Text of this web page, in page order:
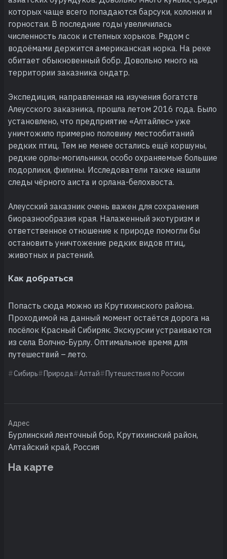
которых чаще всего попадаются барсуки, колонки и
горностаи. В последние годы увеличилась
численность ласок и степных хорьков. Рядом с
водоёмами держится американская норка. На реке
обитает обыкновенный бобр. Довольно много на
территории заказника ондатр.
Экспедиция, направленная на изучения богатств
Алеусского заказника, прошла летом 2016 года. Было
установлено, что предприятие «Алтайлес» уже
уничтожило примерно половину местообитаний
редких птиц. Тем не менее остались ещё коршуны,
редкие орлы-могильники, особо охраняемые большие
подорлики, филины. Исследователи также нашли
следы чёрного аиста и орлана-белохвоста.
Алеусский заказник очень важен для сохранения
биоразнообразия края. Налаженный экотуризм и
ответственное отношение к природе помогли бы
остановить уничтожение редких видов птиц,
животных и растений.
Как добраться
Попасть сюда можно из Крутихинского района.
Проходимой на данный момент остаётся дорога на
посёлок Красный Сибиряк. Экскурсии устраиваются
из села Волчно-Бурлу. Оптимальное время для
путешествий – лето.
Сибирь Природа Алтай Путешествия по России
Адрес
Бурлинский ленточный бор, Крутихинский район,
Алтайский край, Россия
На карте